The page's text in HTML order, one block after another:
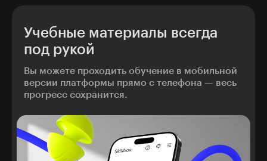
Учебные материалы всегда
под рукой
Вы можете проходить обучение в мобильной
версии платформы прямо с телефона — весь
прогресс сохранится.